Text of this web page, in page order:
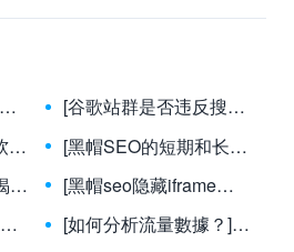
[站群违规风险防范]-全面解析站群违规风险防范策略与实操指南
[谷歌站群是否违反搜索引擎政策？]-谷歌站群策略的合规性深度解析：是否违反搜索引擎政策？
[黑帽SEO中的恶意软件使用]-揭秘黑帽SEO恶意软件：危害、识别与防御策略
[黑帽SEO的短期和长期效果如何？]-揭秘黑帽SEO：短期红利与长期风险的深度分析
[黑帽seo技术账号]-揭秘黑帽SEO技术账号的运作风险与合规替代方案
[黑帽seo隐藏iframe方法]-黑帽SEO中隐藏iframe的技术手段与风险解析
[黑帽seo购买外链风险]-揭秘黑帽SEO外链交易背后的法律与算法双重陷阱
[如何分析流量數據？]-掌握流量數據分析：從基礎到精通的實戰指南